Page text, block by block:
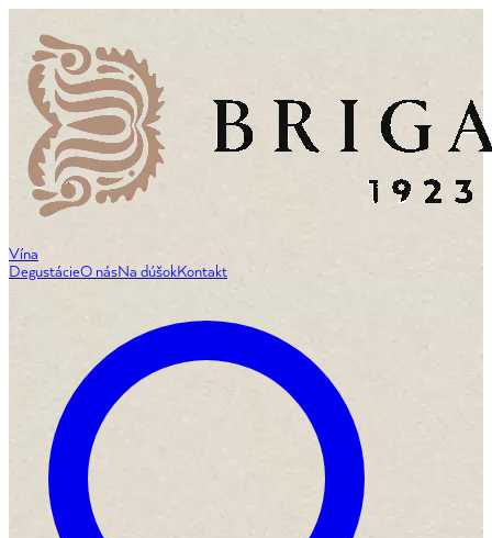
Vína
DegustácieO násNa dúšokKontakt